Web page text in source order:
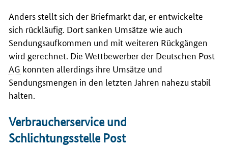
Anders stellt sich der Briefmarkt dar, er entwickelte
sich rückläufig. Dort sanken Umsätze wie auch
Sendungsaufkommen und mit weiteren Rückgängen
wird gerechnet. Die Wettbewerber der Deutschen Post
AG konnten allerdings ihre Umsätze und
Sendungsmengen in den letzten Jahren nahezu stabil
halten.
Verbraucherservice und
Schlichtungsstelle Post